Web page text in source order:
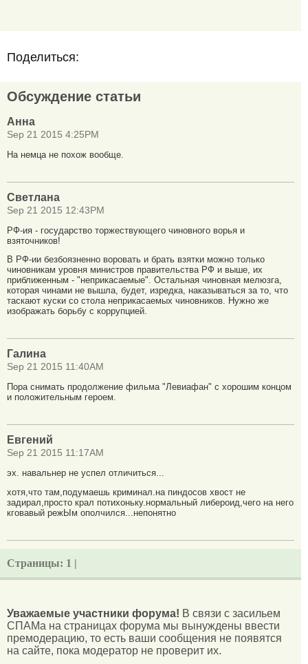
Поделиться:
Обсуждение статьи
Анна
Sep 21 2015 4:25PM
На немца не похож вообще.
Светлана
Sep 21 2015 12:43PM
РФ-ия - государство торжествующего чиновного ворья и
взяточников!
В РФ-ии безбоязненно воровать и брать взятки можно только
чиновникам уровня министров правительства РФ и выше, их
приближенным - "неприкасаемые". Остальная чиновная мелюзга,
которая чинами не вышла, будет, изредка, наказываться за то, что
таскают куски со стола неприкасаемых чиновников. Нужно же
изображать борьбу с коррупцией.
Галина
Sep 21 2015 11:40AM
Пора снимать продолжение фильма "Левиафан" с хорошим концом
и положительным героем.
Евгений
Sep 21 2015 11:17AM
эх. навальнер не успел отличиться...
хотя,что там,подумаешь криминал.на пиндосов хвост не
задирал,просто крал потихоньку.нормальный либероид,чего на него
кговавый режЫм ополчился...непонятно
Страницы: 1 |
Уважаемые участники форума! В связи с засильем
СПАМа на страницах форума мы вынуждены ввести
премодерацию, то есть ваши сообщения не появятся
на сайте, пока модератор не проверит их.